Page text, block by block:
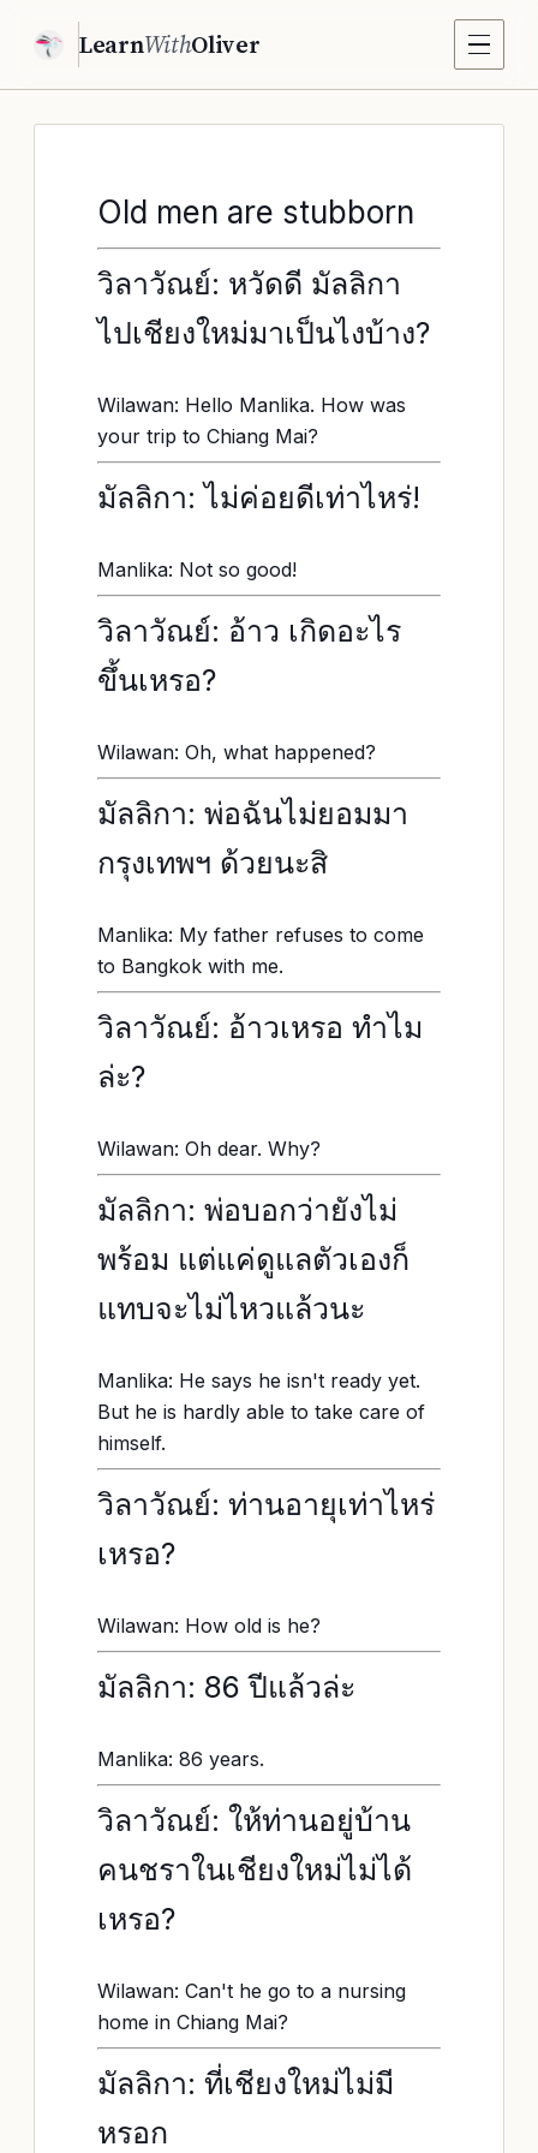
LearnWithOliver
Old men are stubborn
วิลาวัณย์: หวัดดี มัลลิกา
ไปเชียงใหม่มาเป็นไงบ้าง?
Wilawan: Hello Manlika. How was
your trip to Chiang Mai?
มัลลิกา: ไม่ค่อยดีเท่าไหร่!
Manlika: Not so good!
วิลาวัณย์: อ้าว เกิดอะไร
ขึ้นเหรอ?
Wilawan: Oh, what happened?
มัลลิกา: พ่อฉันไม่ยอมมา
กรุงเทพฯ ด้วยนะสิ
Manlika: My father refuses to come
to Bangkok with me.
วิลาวัณย์: อ้าวเหรอ ทำไม
ล่ะ?
Wilawan: Oh dear. Why?
มัลลิกา: พ่อบอกว่ายังไม่
พร้อม แต่แค่ดูแลตัวเองก็
แทบจะไม่ไหวแล้วนะ
Manlika: He says he isn't ready yet.
But he is hardly able to take care of
himself.
วิลาวัณย์: ท่านอายุเท่าไหร่
เหรอ?
Wilawan: How old is he?
มัลลิกา: 86 ปีแล้วล่ะ
Manlika: 86 years.
วิลาวัณย์: ให้ท่านอยู่บ้าน
คนชราในเชียงใหม่ไม่ได้
เหรอ?
Wilawan: Can't he go to a nursing
home in Chiang Mai?
มัลลิกา: ที่เชียงใหม่ไม่มี
หรอก